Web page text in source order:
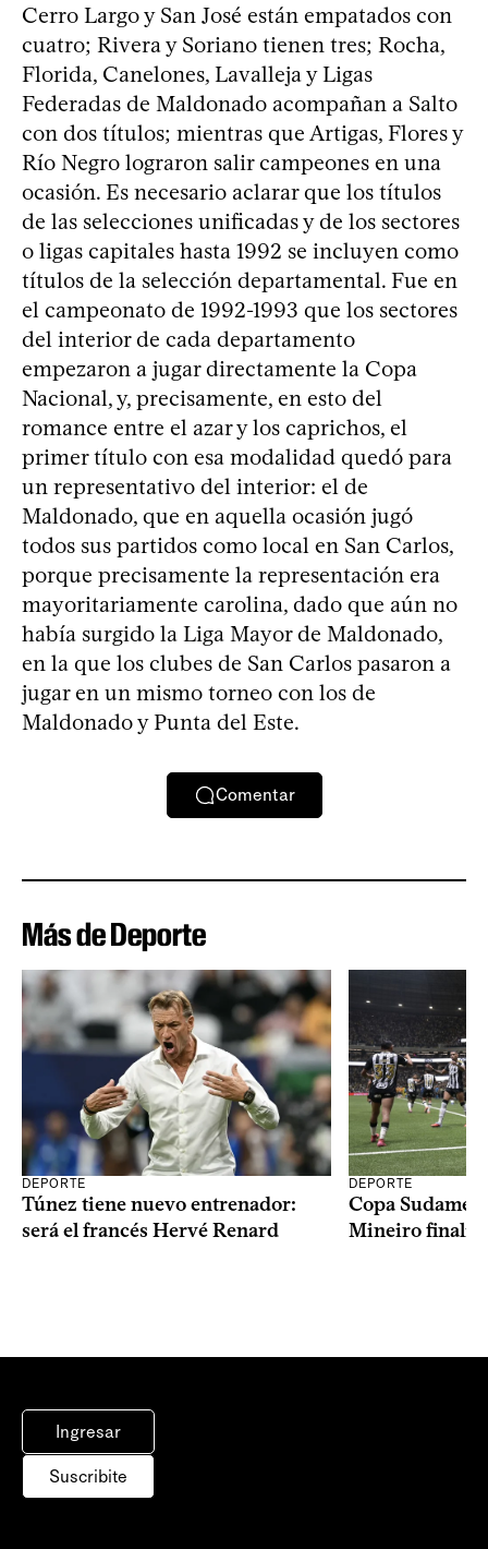
Cerro Largo y San José están empatados con
cuatro; Rivera y Soriano tienen tres; Rocha,
Florida, Canelones, Lavalleja y Ligas
Federadas de Maldonado acompañan a Salto
con dos títulos; mientras que Artigas, Flores y
Río Negro lograron salir campeones en una
ocasión. Es necesario aclarar que los títulos
de las selecciones unificadas y de los sectores
o ligas capitales hasta 1992 se incluyen como
títulos de la selección departamental. Fue en
el campeonato de 1992-1993 que los sectores
del interior de cada departamento
empezaron a jugar directamente la Copa
Nacional, y, precisamente, en esto del
romance entre el azar y los caprichos, el
primer título con esa modalidad quedó para
un representativo del interior: el de
Maldonado, que en aquella ocasión jugó
todos sus partidos como local en San Carlos,
porque precisamente la representación era
mayoritariamente carolina, dado que aún no
había surgido la Liga Mayor de Maldonado,
en la que los clubes de San Carlos pasaron a
jugar en un mismo torneo con los de
Maldonado y Punta del Este.
Comentar
Más de Deporte
DEPORTE
Túnez tiene nuevo entrenador:
será el francés Hervé Renard
DEPORTE
Copa
Mineiro
Ingresar
Suscribite